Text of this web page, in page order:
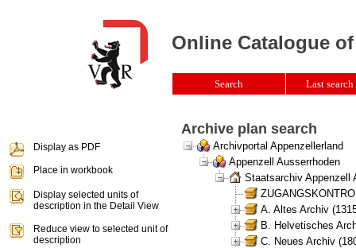
Archive plan search
Archivportal Appenzellerland
Appenzell Ausserrhoden
Staatsarchiv Appenzell
A. Altes Archiv
B. Helvetisches
C. Neues Archiv
Online Catalogue
Search Last
Display as PDF
Place in workbook
Display selected units of
description in the Detail View
Reduce view to selected unit of
description